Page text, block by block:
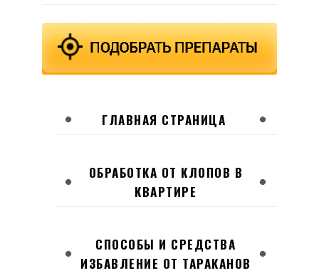
ГЛАВНАЯ СТРАНИЦА
ОБРАБОТКА ОТ КЛОПОВ В
КВАРТИРЕ
СПОСОБЫ И СРЕДСТВА
ИЗБАВЛЕНИЕ ОТ ТАРАКАНОВ